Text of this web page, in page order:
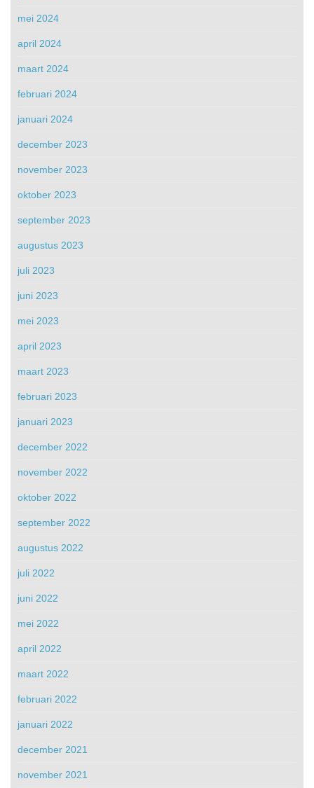
mei 2024
april 2024
maart 2024
februari 2024
januari 2024
december 2023
november 2023
oktober 2023
september 2023
augustus 2023
juli 2023
juni 2023
mei 2023
april 2023
maart 2023
februari 2023
januari 2023
december 2022
november 2022
oktober 2022
september 2022
augustus 2022
juli 2022
juni 2022
mei 2022
april 2022
maart 2022
februari 2022
januari 2022
december 2021
november 2021